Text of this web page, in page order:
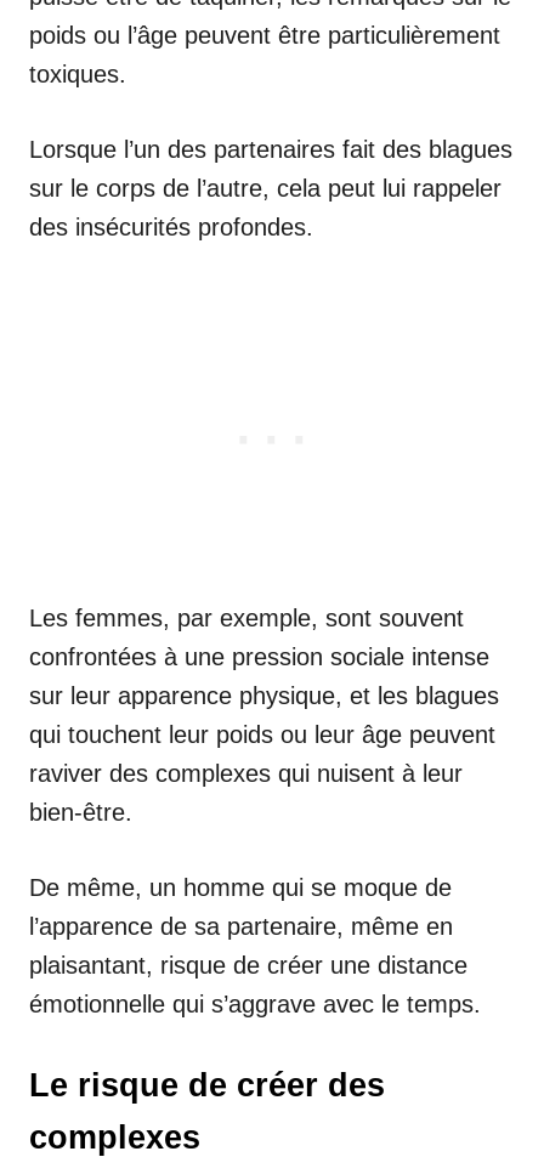
poids ou l’âge peuvent être particulièrement
toxiques.
Lorsque l’un des partenaires fait des blagues
sur le corps de l’autre, cela peut lui rappeler
des insécurités profondes.
Les femmes, par exemple, sont souvent
confrontées à une pression sociale intense
sur leur apparence physique, et les blagues
qui touchent leur poids ou leur âge peuvent
raviver des complexes qui nuisent à leur
bien-être.
De même, un homme qui se moque de
l’apparence de sa partenaire, même en
plaisantant, risque de créer une distance
émotionnelle qui s’aggrave avec le temps.
Le risque de créer des
complexes